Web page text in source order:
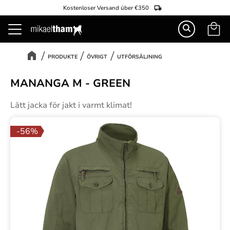
Menü
Kostenloser Versand über €350
PRODUKTE ÖVRIGT UTFÖRSÄLJNING
MANANGA M - GREEN
Lätt jacka för jakt i varmt klimat!
56%